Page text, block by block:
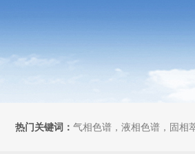
热门关键词： 气相色谱，液相色谱，固相